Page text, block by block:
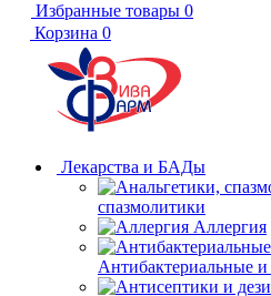
Избранные товары 0
Корзина 0
Лекарства и БАДы
спазмолитики
Аллергия
Антибактериальные